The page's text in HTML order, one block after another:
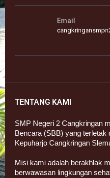
Email
TENTANG KAMI
SMP Negeri 2 Cangkringan
Bencara (SBB) yang terletak
Kepuharjo Cangkringan
Misi kami adalah berakhlak
berwawasan lingkungan